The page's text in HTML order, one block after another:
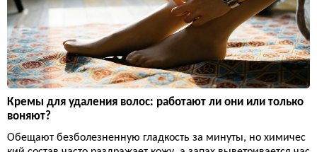
Кремы для удаления волос: работают ли они или только
воняют?
Обещают безболезненную гладкость за минуты, но химичес